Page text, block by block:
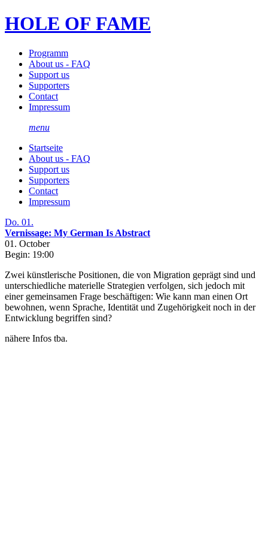
HOLE OF FAME
Programm
About us - FAQ
Support us
Supporters
Contact
Impressum
menu
Startseite
About us - FAQ
Support us
Supporters
Contact
Impressum
Do. 01.
Vernissage: My German Is Abstract
01. October
Begin: 19:00
Zwei künstlerische Positionen, die von Migration geprägt sind und
unterschiedliche materielle Strategien verfolgen, sich jedoch mit
einer gemeinsamen Frage beschäftigen: Wie kann man einen Ort
bewohnen, wenn Sprache, Identität und Zugehörigkeit noch in der
Entwicklung begriffen sind?
nähere Infos tba.